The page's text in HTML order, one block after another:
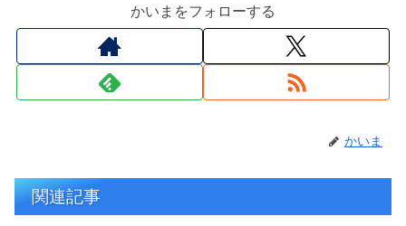
かいまをフォローする
かいま
関連記事